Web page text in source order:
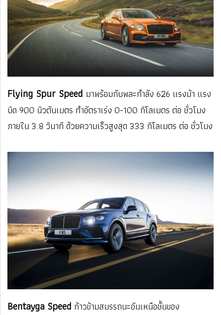
Flying Spur Speed มาพร้อมกับพละกำลัง 626 แรงม้า แรง
บิด 900 นิวตันเมตร ทำอัตราเร่ง 0-100 กิโลเมตร ต่อ ชั่วโมง
ภายใน 3.8 วินาที ด้วยความเร็วสูงสุด 333 กิโลเมตร ต่อ ชั่วโมง
Bentayga Speed ก้าวข้ามสมรรถนะอันเหนือชั้นของ